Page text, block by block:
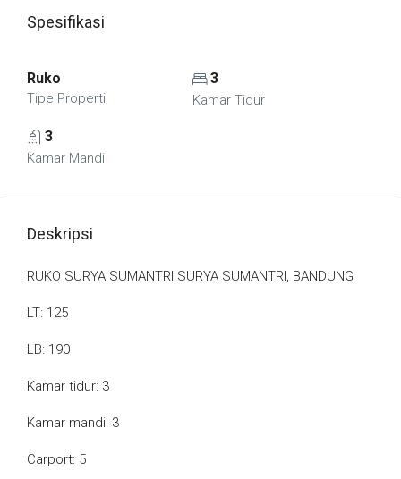
Spesifikasi
Ruko
Tipe Properti
3
Kamar Tidur
3
Kamar Mandi
Deskripsi
RUKO SURYA SUMANTRI SURYA SUMANTRI, BANDUNG
LT: 125
LB: 190
Kamar tidur: 3
Kamar mandi: 3
Carport: 5